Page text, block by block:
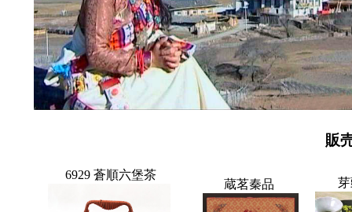
販
6929 蒼順六堡茶
蔵茗秦品